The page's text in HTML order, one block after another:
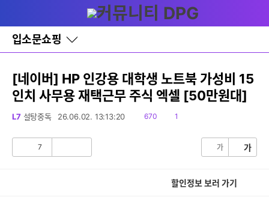
와
홈
입소문쇼핑
바
로
기
레
이
어
창
글
[네이버] HP 인강용 대학생 노트북 가성비 15
인치 사무용 재택근무 주식 엑셀 [50만원대]
L7 설탕중독 26.06.02. 13:13:20
읽
670
댓1
7 가 가
할인정보 보러 가기